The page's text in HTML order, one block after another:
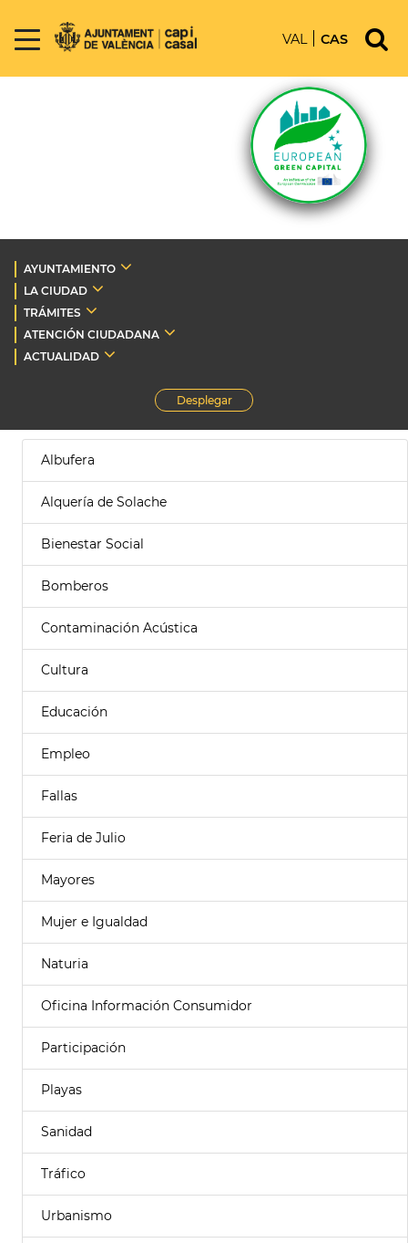
VAL CAS
AYUNTAMIENTO
LA CIUDAD
TRÁMITES
ATENCIÓN CIUDADANA
ACTUALIDAD
Desplegar
Albufera
Alquería de Solache
Bienestar Social
Bomberos
Contaminación Acústica
Cultura
Educación
Empleo
Fallas
Feria de Julio
Mayores
Mujer e Igualdad
Naturia
Oficina Información Consumidor
Participación
Playas
Sanidad
Tráfico
Urbanismo